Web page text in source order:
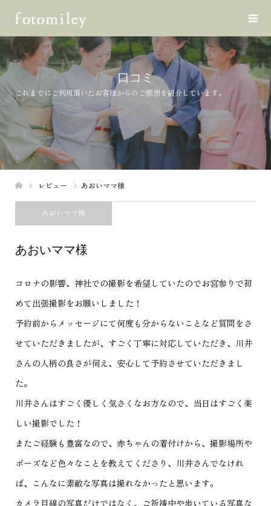
口コミ
これまでにご利用頂いたお客様からのご感想を紹介しています。
レビュー あおいママ様
あおいママ様
あおいママ様
コロナの影響、神社での撮影を希望していたのでお宮参りで初
めて出張撮影をお願いしました！
予約前からメッセージにて何度も分からないことなど質問をさ
せていただきましたが、すごく丁寧に対応していただき、川井
さんの人柄の良さが伺え、安心して予約させていただきまし
た。
川井さんはすごく優しく気さくなお方なので、当日はすごく楽
しい撮影でした！
またご経験も豊富なので、赤ちゃんの着付けから、撮影場所や
ポーズなど色々なことを教えてくださり、川井さんでなけれ
ば、こんなに素敵な写真は撮れなかったと思います。
カメラ目線の写真だけではなく、ご祈祷中や歩いている写真な